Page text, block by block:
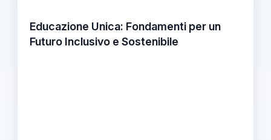
Educazione Unica: Fondamenti per un
Futuro Inclusivo e Sostenibile